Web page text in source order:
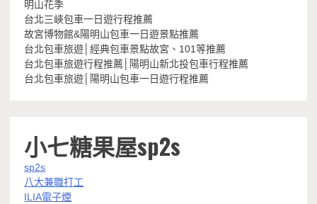
明山花季
台北三峽包車一日遊行程推薦
故宮博物館&陽明山包車一日遊景點推薦
台北包車旅遊│經典包車景點故宮、101等推薦
台北包車旅遊行程推薦│陽明山新北投包車行程推薦
台北包車旅遊│陽明山包車一日遊行程推薦
小七糖果屋sp2s
sp2s
八大兼職打工
ILIA電子煙